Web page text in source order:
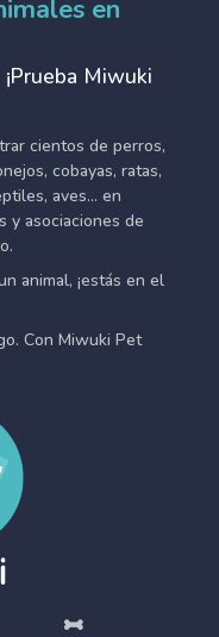
en
Miwuki
cientos de perros,
cobayas, ratas,
aves... en
y asociaciones de
animal, ¡estás en el
Con Miwuki Pet